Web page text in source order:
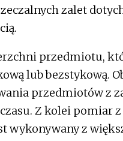
zalet
przedmiotu,
lub bezstykową.
przedmiotów z
Z kolei pomiar
wykonywany z